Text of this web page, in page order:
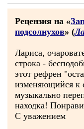
Рецензия на «
подсолнухов» (
Лариса,
строка -
этот рефрен
изменяющийся к
музыкально
находка!
С уважением